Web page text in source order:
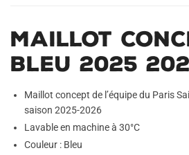
Maillot
Bleu 2025
Maillot concept de l’équipe du Paris
saison 2025-2026
Lavable en machine à 30°C
Couleur : Bleu